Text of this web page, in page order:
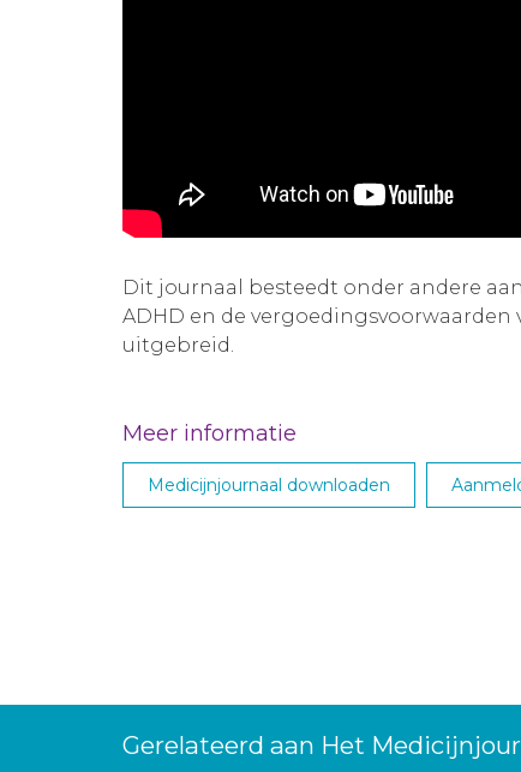
Dit journaal besteedt onder andere
ADHD en de vergoedingsvoorwaarden
uitgebreid.
Meer informatie
Medicijnjournaal downloaden
Gerelateerd aan Het